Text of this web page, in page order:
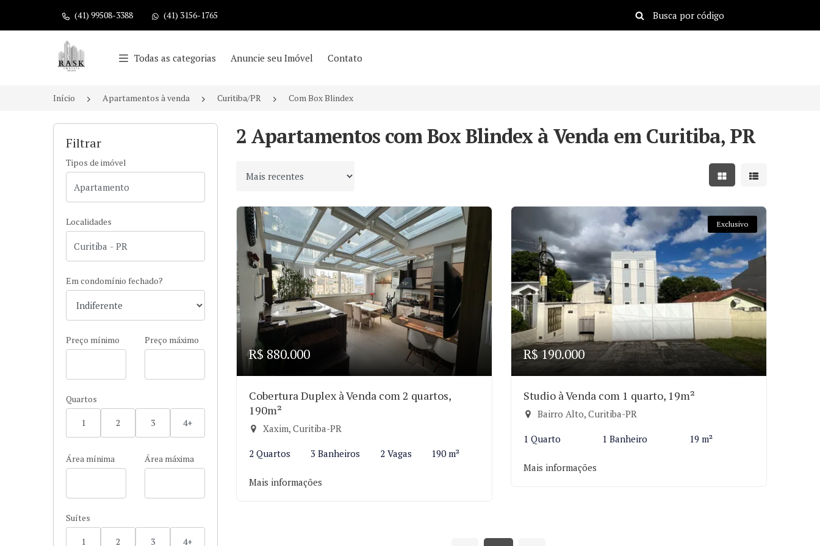
(41) 99508-3388 (41) 3156-1765
Página inicial
Todas as categorias Anuncie seu Imóvel Contato
Início Apartamentos à venda Curitiba/PR Com Box Blindex
Filtrar
Tipos de imóvel
Localidades
Em condomínio fechado?
Preço mínimo Preço máximo
Quartos
1 2 3 4+
Área mínima Área máxima
Suítes
1 2 3 4+
2 Apartamentos com Box Blindex à Venda em Curitiba, PR
Ordenar por Mostrar resultados em
Mostrar
R$ 880.000
Cobertura Duplex à Venda com 2 quartos,
190m²
Xaxim, Curitiba-PR
2 Quartos 3 Banheiros 2 Vagas 190 m²
Mais informações
Exclusivo
R$ 190.000
Studio à Venda com 1 quarto, 19m²
Bairro Alto, Curitiba-PR
1 Quarto 1 Banheiro 19 m²
Mais informações